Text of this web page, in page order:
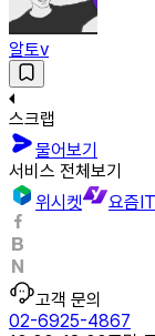
알토v
스크랩
물어보기
서비스 전체보기
위시켓
요즘IT
고객 문의
02-6925-4867